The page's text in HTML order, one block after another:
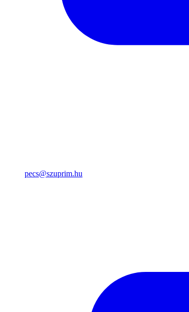
pecs@szuprim.hu